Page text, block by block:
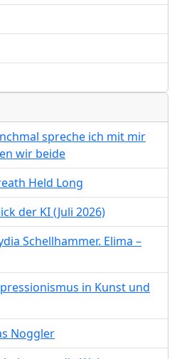
spreche ich mit mir
wir beide
Held Long
der KI (Juli 2026)
Schellhammer. Elima –
in Kunst und
Noggler